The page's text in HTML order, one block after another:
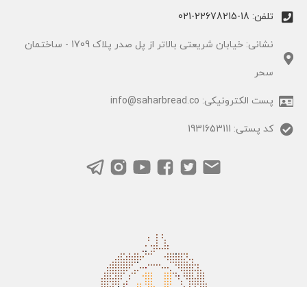
تلفن: 18-22678215-021
نشانی: خیابان شریعتی بالاتر از پل صدر پلاک 1709 - ساختمان
سحر
پست الکترونیکی: info@saharbread.co
کد پستی: 1931653111